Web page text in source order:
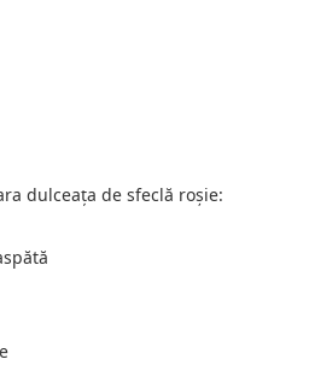
dulceața de sfeclă roșie: